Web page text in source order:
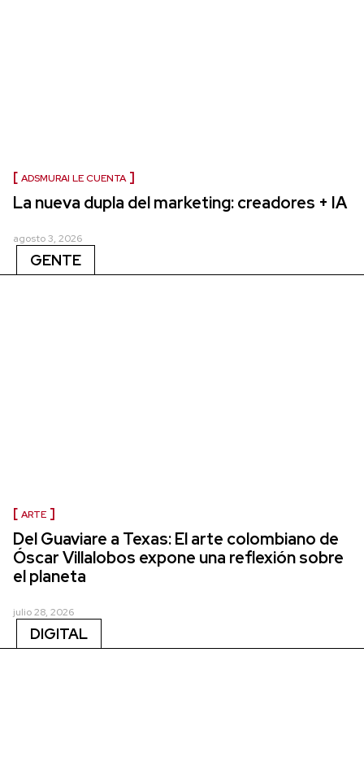
ADSMURAI LE CUENTA
La nueva dupla del marketing: creadores + IA
agosto 3, 2026
GENTE
ARTE
Del Guaviare a Texas: El arte colombiano de
Óscar Villalobos expone una reflexión sobre
el planeta
julio 28, 2026
DIGITAL